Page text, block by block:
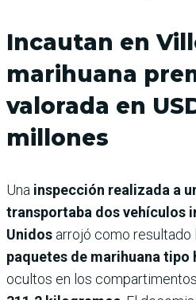
Incautan en
marihuana
valorada en
millones
Una inspección realizada a
transportaba dos vehículos
Unidos arrojó como resultado
paquetes de marihuana tipo
ocultos en los